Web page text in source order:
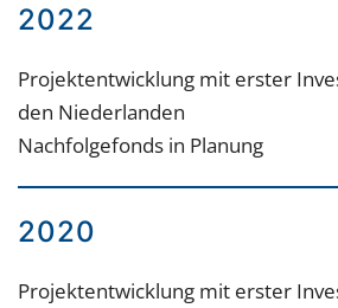
2022
Projektentwicklung mit erster
den Niederlanden
Nachfolgefonds in Planung
2020
Projektentwicklung mit erster